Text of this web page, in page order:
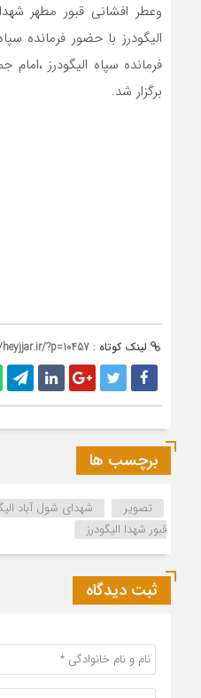
وعطر افشانی قبور مطهر
الیگودرز با حضور فرمانده
فرمانده سپاه الیگودرز
برگزار شد.
لینک کوتاه : ?p=10457
برچسب ها
تصویر شهدای شول آباد
قبور شهدا الیگودرز
ثبت دیدگاه